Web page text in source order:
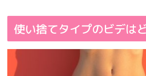
使い捨てタイプのビデは